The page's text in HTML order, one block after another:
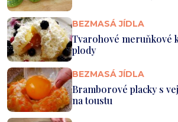
BEZMASÁ JÍDLA
Tvarohové meruňkové
plody
BEZMASÁ JÍDLA
Bramborové placky s
na toustu